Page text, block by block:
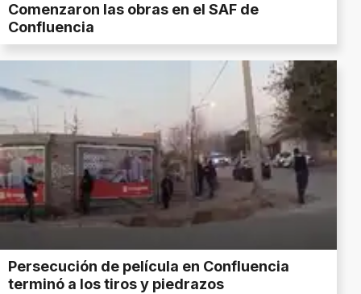
Comenzaron las obras en el SAF de
Confluencia
Persecución de película en Confluencia
terminó a los tiros y piedrazos